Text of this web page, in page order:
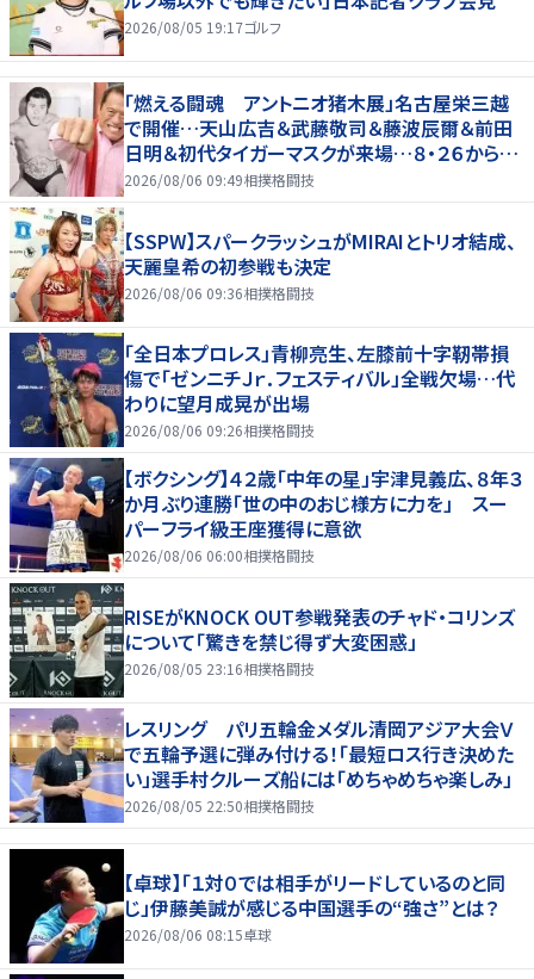
2026/08/05 19:17ゴルフ
「燃える闘魂 アントニオ猪木展」名古屋栄三越
で開催…天山広吉＆武藤敬司＆藤波辰爾＆前田
日明＆初代タイガーマスクが来場…８・２６から９・
７まで
2026/08/06 09:49相撲格闘技
【SSPW】スパークラッシュがMIRAIとトリオ結成、
天麗皇希の初参戦も決定
2026/08/06 09:36相撲格闘技
「全日本プロレス」青柳亮生、左膝前十字靭帯損
傷で「ゼンニチＪｒ．フェスティバル」全戦欠場…代
わりに望月成晃が出場
2026/08/06 09:26相撲格闘技
【ボクシング】４２歳「中年の星」宇津見義広、８年３
か月ぶり連勝「世の中のおじ様方に力を」 スー
パーフライ級王座獲得に意欲
2026/08/06 06:00相撲格闘技
RISEがKNOCK OUT参戦発表のチャド・コリンズ
について「驚きを禁じ得ず大変困惑」
2026/08/05 23:16相撲格闘技
レスリング パリ五輪金メダル清岡アジア大会Ｖ
で五輪予選に弾み付ける！「最短ロス行き決めた
い」選手村クルーズ船には「めちゃめちゃ楽しみ」
2026/08/05 22:50相撲格闘技
【卓球】「１対０では相手がリードしているのと同
じ」伊藤美誠が感じる中国選手の“強さ”とは？
2026/08/06 08:15卓球